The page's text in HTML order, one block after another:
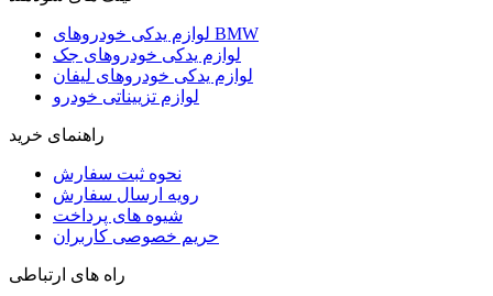
لوازم یدکی خودروهای BMW
لوازم یدکی خودروهای جک
لوازم یدکی خودروهای لیفان
لوازم تزییناتی خودرو
راهنمای خرید
نحوه ثبت سفارش
رویه ارسال سفارش
شیوه های پرداخت
حریم خصوصی کاربران
راه های ارتباطی